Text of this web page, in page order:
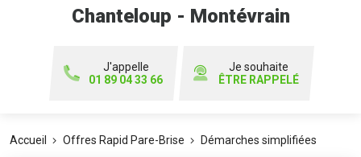
Chanteloup - Montévrain
J'appelle
01 89 04 33 66
Je souhaite
ÊTRE RAPPELÉ
Accueil Offres Rapid Pare-Brise Démarches simplifiées